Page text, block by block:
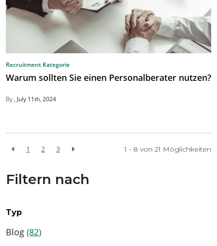
Recruitment Kategorie
Warum sollten Sie einen Personalberater nutzen?
By July 11th, 2024
1 2 3 1 - 8 von 21 Möglichkeiten
Filtern nach
Typ
Blog (82)